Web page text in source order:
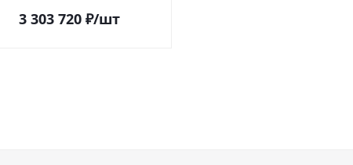
3 303 720₽/шт